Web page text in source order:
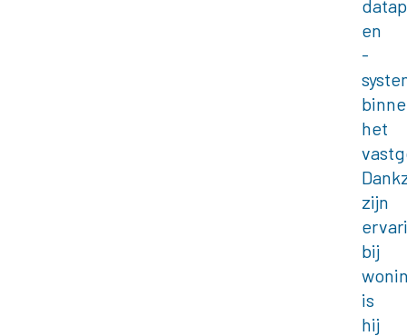
en
-
het
zijn
bij
is
hij